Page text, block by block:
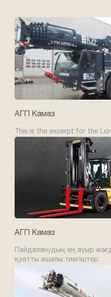
АГП Камаз
This is the excerpt for the
АГП Камаз
Пайдаланудың ең ауыр
қуатты ашалы тиегіштер